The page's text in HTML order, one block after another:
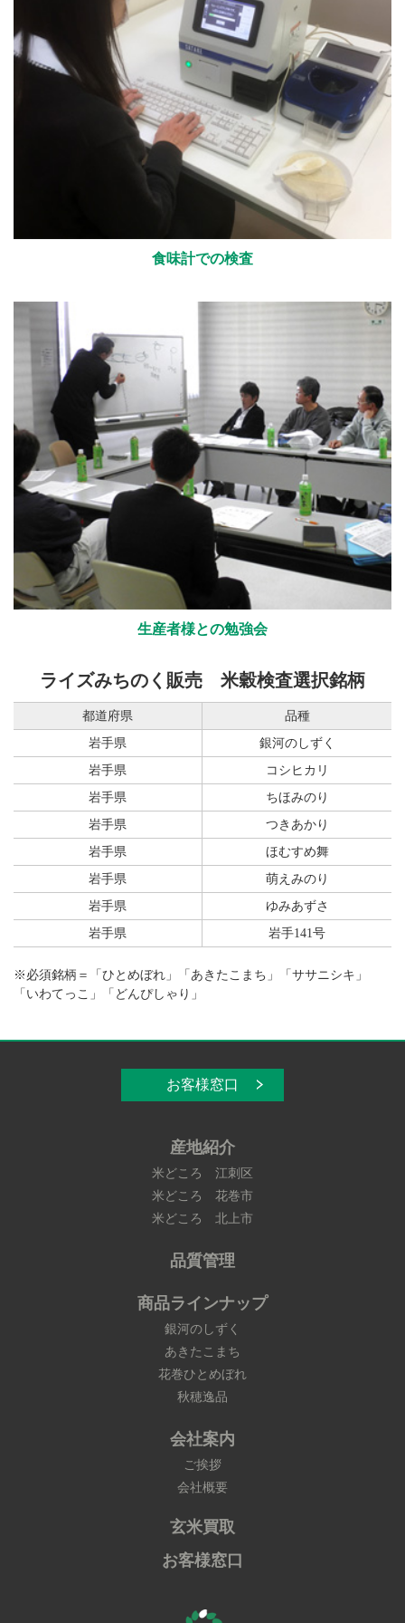
食味計での検査
生産者様との勉強会
ライズみちのく販売 米穀検査選択銘柄
都道府県
品種
岩手県
銀河のしずく
岩手県
コシヒカリ
岩手県
ちほみのり
岩手県
つきあかり
岩手県
ほむすめ舞
岩手県
萌えみのり
岩手県
ゆみあずさ
岩手県
岩手141号
※必須銘柄＝「ひとめぼれ」「あきたこまち」「ササニシキ」
「いわてっこ」「どんぴしゃり」
お客様窓口
産地紹介
米どころ 江刺区
米どころ 花巻市
米どころ 北上市
品質管理
商品ラインナップ
銀河のしずく
あきたこまち
花巻ひとめぼれ
秋穂逸品
会社案内
ご挨拶
会社概要
玄米買取
お客様窓口